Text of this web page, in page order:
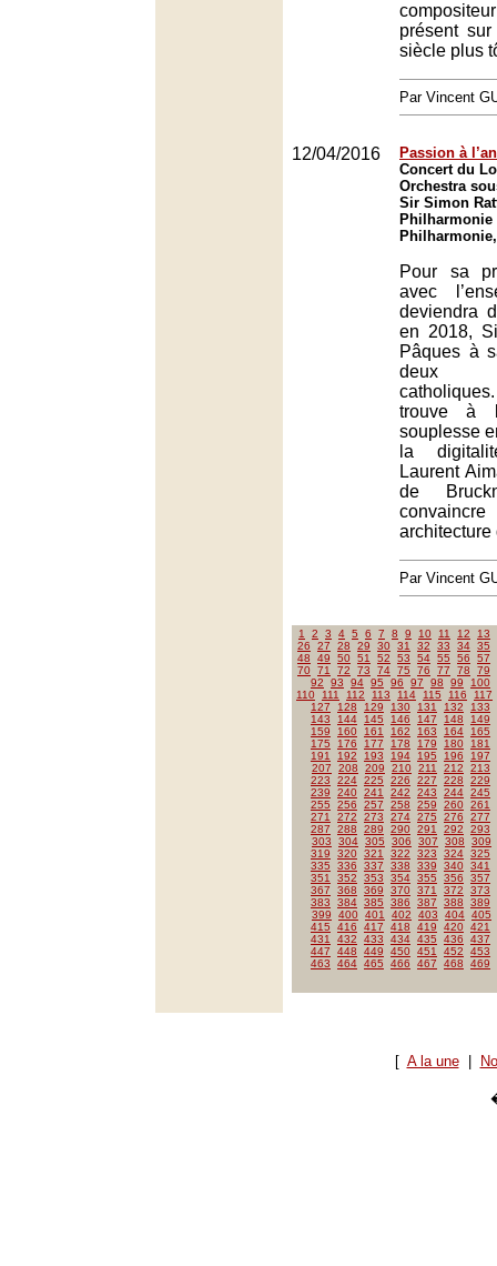
présent
siècle plus
Par Vincent
12/04/2016
Passion à
Concert du
Orchestra
Sir Simon
Philharmonie
Pour sa
avec
deviendra
en 2018,
Pâques à
deux
trouve à
souplesse
la
Laurent
de
architecture
Par Vincent
1 2 3 4 5 6 7 8 9 10 11 12
13
26
27 28 29 30 31 32 33 34 35
48
49 50 51 52 53 54 55 56
57
70 71 72 73 74 75 76 77 78
79
92
93 94 95 96 97 98 99
100
110
111 112 113 114 115 116
117
127
128 129 130 131 132
133
143
144 145 146 147 148
149
159
160 161 162 163 164
165
175
176 177 178 179 180
181
191
192 193 194 195 196
197
207
208 209 210 211 212
213
223
224 225 226 227 228
229
239
240 241 242 243 244 245
255
256 257 258 259 260 261
271
272 273 274 275 276
277
287
288 289 290 291 292
293
303
304 305 306 307 308
309
319
320 321 322 323 324 325
335
336 337 338 339 340 341
351
352 353 354 355 356
357
367
368 369 370 371 372
373
383
384 385 386 387 388
389
399
400 401 402 403 404 405
415
416 417 418 419 420 421
431
432 433 434 435 436
437
447
448 449 450 451 452
453
463
464 465 466 467 468 469
[ A la une|